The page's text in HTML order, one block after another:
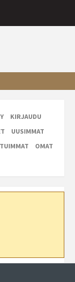
KIRJAUDU
UUSIMMAT
OMAT